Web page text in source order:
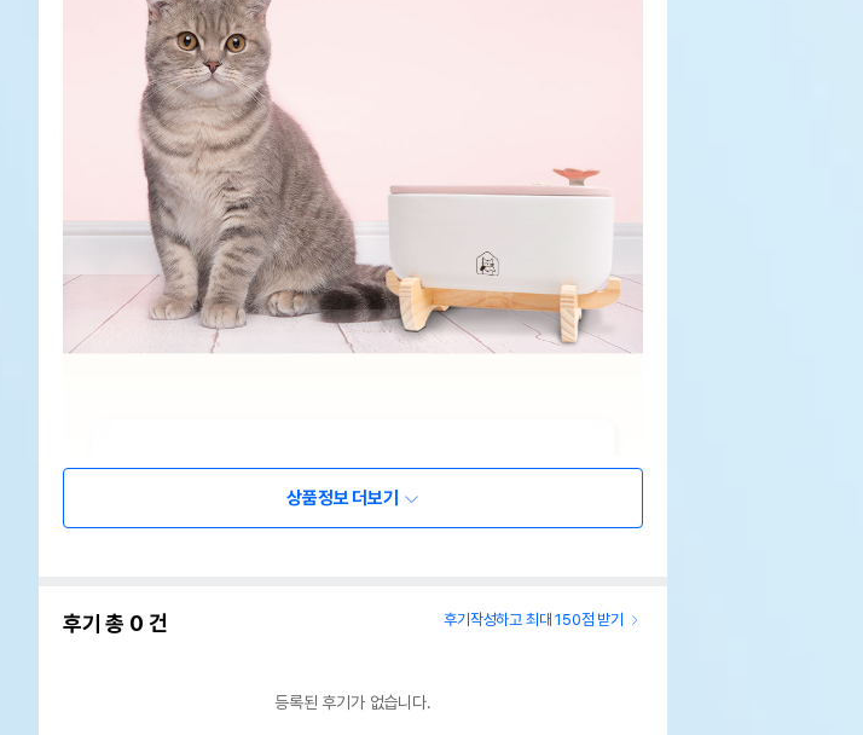
상품정보 더보기
후기 총 0 건 후기작성하고 최대 150점 받기
등록된 후기가 없습니다.